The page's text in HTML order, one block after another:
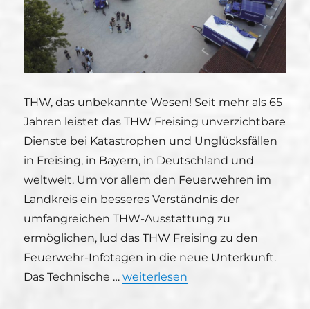
THW, das unbekannte Wesen! Seit mehr als 65
Jahren leistet das THW Freising unverzichtbare
Dienste bei Katastrophen und Unglücksfällen
in Freising, in Bayern, in Deutschland und
weltweit. Um vor allem den Feuerwehren im
Landkreis ein besseres Verständnis der
umfangreichen THW-Ausstattung zu
ermöglichen, lud das THW Freising zu den
Feuerwehr-Infotagen in die neue Unterkunft.
Das Technische …„Feuerwehr Infotage 2018“
weiterlesen